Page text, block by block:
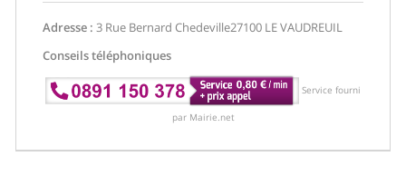
Adresse : 3 Rue Bernard Chedeville27100 LE VAUDREUIL
Conseils téléphoniques
Service fourni
par Mairie.net